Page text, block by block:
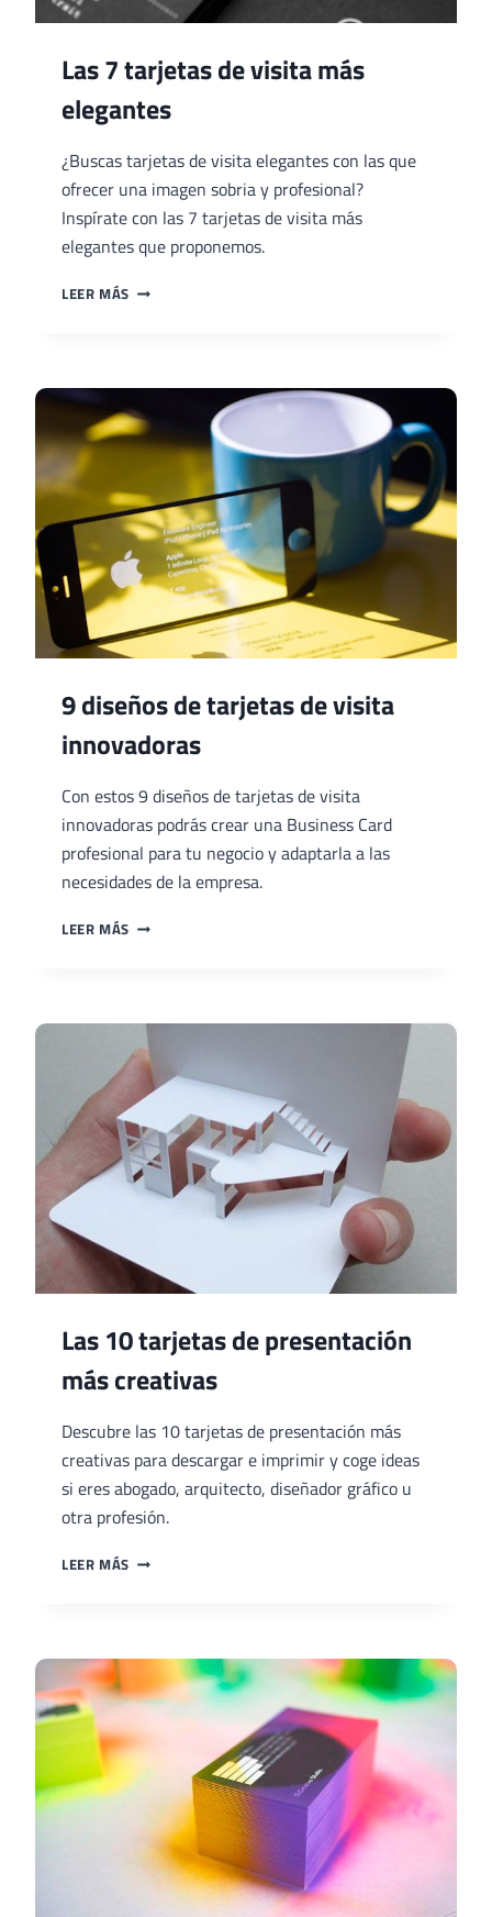
Las 7 tarjetas de visita más
elegantes
¿Buscas tarjetas de visita elegantes con las que
ofrecer una imagen sobria y profesional?
Inspírate con las 7 tarjetas de visita más
elegantes que proponemos.
LEER MÁS LAS
ELEGANTES
9 diseños de tarjetas de visita
innovadoras
Con estos 9 diseños de tarjetas de visita
innovadoras podrás crear una Business Card
profesional para tu negocio y adaptarla a las
necesidades de la empresa.
LEER MÁS
VISITA
INNOVADORAS
Las 10 tarjetas de presentación
más creativas
Descubre las 10 tarjetas de presentación más
creativas para descargar e imprimir y coge ideas
si eres abogado, arquitecto, diseñador gráfico u
otra profesión.
LEER MÁS LAS
CREATIVAS